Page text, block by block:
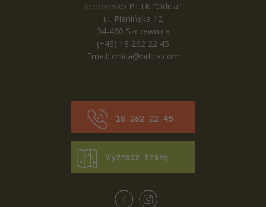
Schronisko PTTK "Orlica"
ul. Pienińska 12
34-460 Szczawnica
(+48) 18 262 22 45
Email: orlica@orlica.com
18 262 22 45
Wyznacz trasę